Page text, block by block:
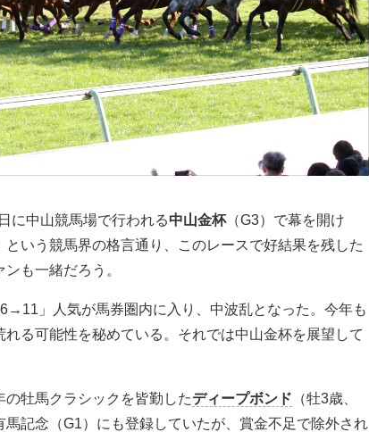
に中山競馬場で行われる中山金杯（G3）で幕を開け
いう競馬界の格言通り、このレースで好結果を残した
も一緒だろう。
」人気が馬券圏内に入り、中波乱となった。今年も
る可能性を秘めている。それでは中山金杯を展望して
牡馬クラシックを皆勤したディープボンド （牡3歳、
記念（G1）にも登録していたが、賞金不足で除外され